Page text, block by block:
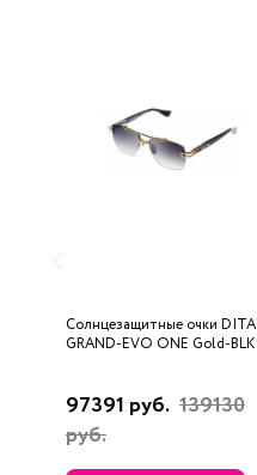
Солнцезащитные очки DITA
GRAND-EVO ONE Gold-BLK
97391 руб. 139130
руб.